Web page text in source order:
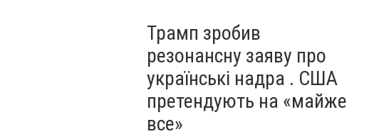
Трамп зробив
резонансну заяву про
українські надра . США
претендують на «майже
все»